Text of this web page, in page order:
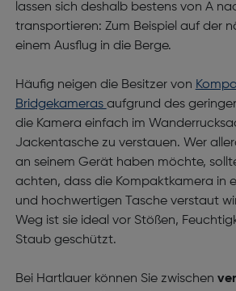
lassen sich deshalb bestens von A
transportieren: Zum Beispiel auf der
einem Ausflug in die Berge.
Häufig neigen die Besitzer von
Bridgekameras aufgrund des
die Kamera einfach im
Jackentasche zu verstauen. Wer
an seinem Gerät haben möchte,
achten, dass die Kompaktkamera in
und hochwertigen Tasche verstaut
Weg ist sie ideal vor Stößen,
Staub geschützt.
Bei Hartlauer können Sie zwischen